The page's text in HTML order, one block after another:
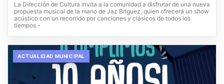
La Dirección de Cultura invita a la comunidad a disfrutar de una nueva
propuesta musical de la mano de Jaz Bríguez, quien ofrecerá un show
acústico con un recorrido por canciones y clásicos de todos los
tiempos.-
ACTUALIDAD MUNICIPAL